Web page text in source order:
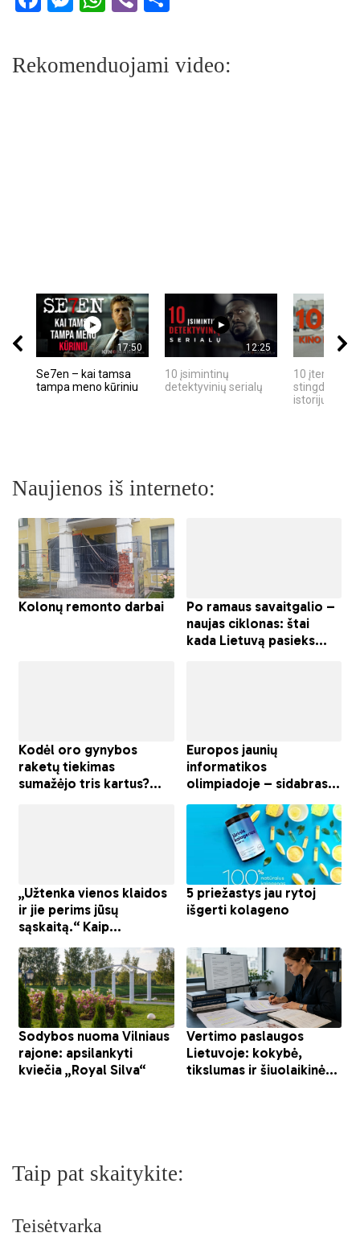
Rekomenduojami video:
17:50
Se7en – kai tamsa
tampa meno kūriniu
12:25
10 įsimintinų
detektyvinių serialų
10 įtemptų,
stingdančių
istorijų
Naujienos iš interneto:
Taip pat skaitykite:
Teisėtvarka